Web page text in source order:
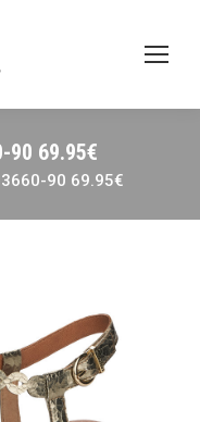
90 69.95€
90 69.95€